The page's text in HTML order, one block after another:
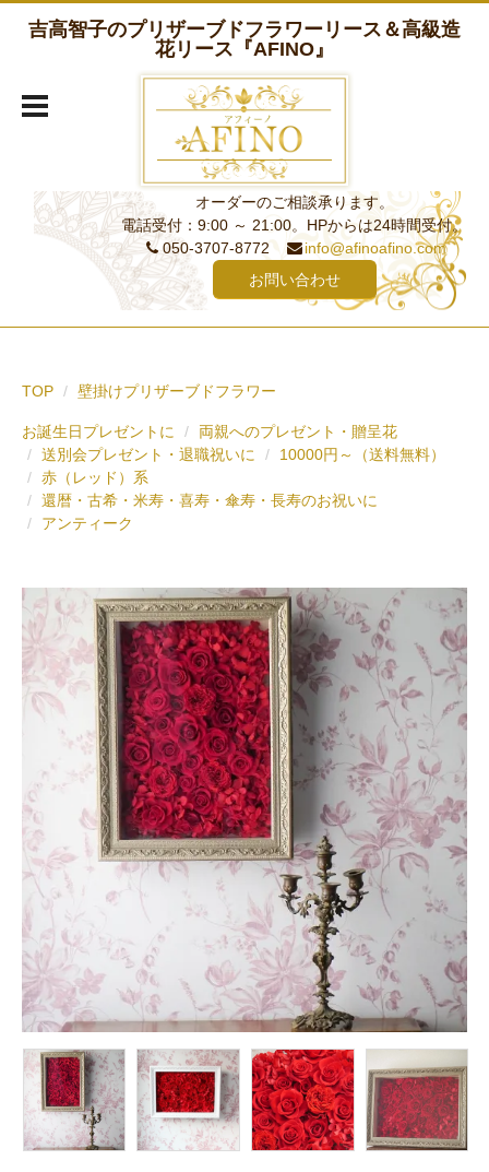
吉高智子のプリザーブドフラワーリース＆高級造
花リース『AFINO』
オーダーのご相談承ります。
電話受付：9:00 ～ 21:00。HPからは24時間受付。
050-3707-8772
info@afinoafino.com
お問い合わせ
TOP 壁掛けプリザーブドフラワー
お誕生日プレゼントに
両親へのプレゼント・贈呈花
送別会プレゼント・退職祝いに
10000円～（送料無料）
赤（レッド）系
還暦・古希・米寿・喜寿・傘寿・長寿のお祝いに
アンティーク